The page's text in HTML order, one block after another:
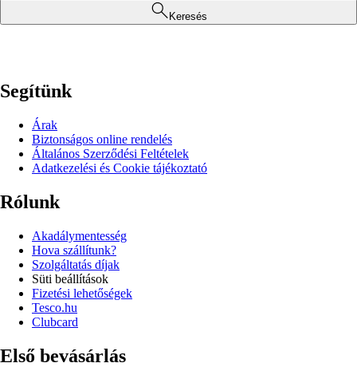
Keresés
Segítünk
Árak
Biztonságos online rendelés
Általános Szerződési Feltételek
Adatkezelési és Cookie tájékoztató
Rólunk
Akadálymentesség
Hova szállítunk?
Szolgáltatás díjak
Süti beállítások
Fizetési lehetőségek
Tesco.hu
Clubcard
Első bevásárlás